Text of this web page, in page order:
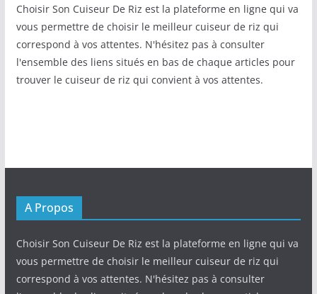
Choisir Son Cuiseur De Riz est la plateforme en ligne qui va
vous permettre de choisir le meilleur cuiseur de riz qui
correspond à vos attentes. N'hésitez pas à consulter
l'ensemble des liens situés en bas de chaque articles pour
trouver le cuiseur de riz qui convient à vos attentes.
A Propos
Choisir Son Cuiseur De Riz est la plateforme en ligne qui va
vous permettre de choisir le meilleur cuiseur de riz qui
correspond à vos attentes. N'hésitez pas à consulter